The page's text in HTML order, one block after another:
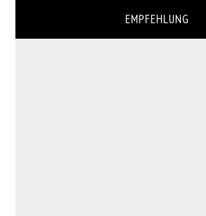
EMPFEHLUNG